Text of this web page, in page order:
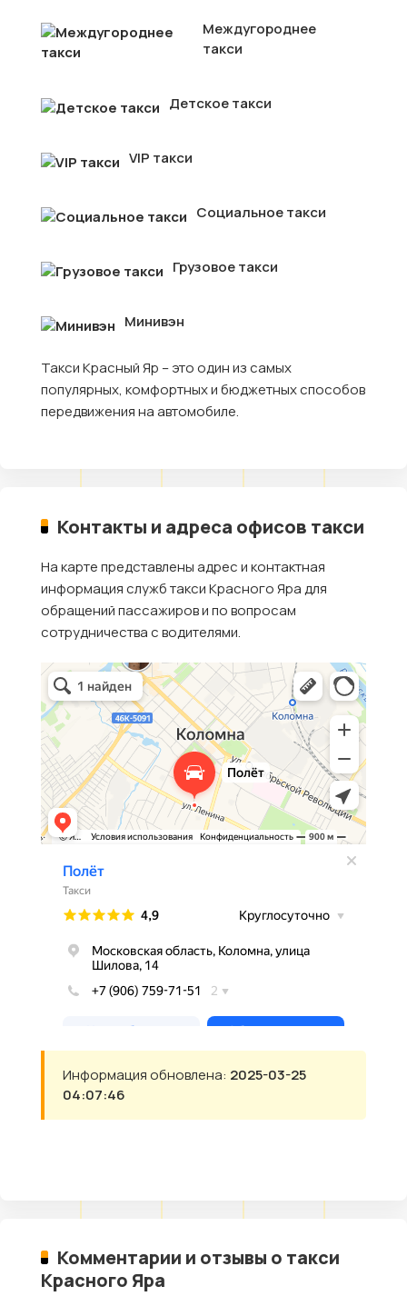
Междугороднее
такси
Детское такси
VIP такси
Социальное такси
Грузовое такси
Минивэн
Такси Красный Яр – это один из самых
популярных, комфортных и бюджетных способов
передвижения на автомобиле.
Контакты и адреса офисов такси
На карте представлены адрес и контактная
информация служб такси Красного Яра для
обращений пассажиров и по вопросам
сотрудничества с водителями.
Информация обновлена: 2025-03-25
04:07:46
Комментарии и отзывы о такси
Красного Яра